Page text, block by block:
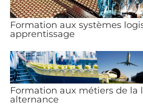
Formation aux systèmes
apprentissage
Formation aux métiers de la
alternance